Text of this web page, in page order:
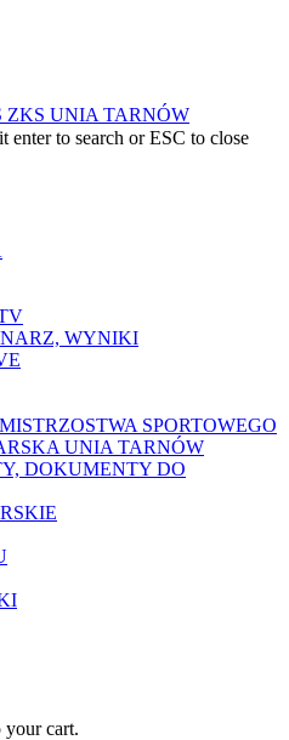
ZKS UNIA TARNÓW
enter to search or ESC to close
WYNIKI
SPORTOWEGO
UNIA TARNÓW
DOKUMENTY DO
your cart.